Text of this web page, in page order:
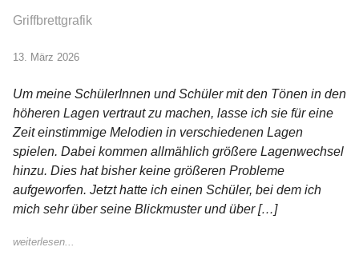
Griffbrettgrafik
13. März 2026
Um meine SchülerInnen und Schüler mit den Tönen in den
höheren Lagen vertraut zu machen, lasse ich sie für eine
Zeit einstimmige Melodien in verschiedenen Lagen
spielen. Dabei kommen allmählich größere Lagenwechsel
hinzu. Dies hat bisher keine größeren Probleme
aufgeworfen. Jetzt hatte ich einen Schüler, bei dem ich
mich sehr über seine Blickmuster und über […]
weiterlesen...